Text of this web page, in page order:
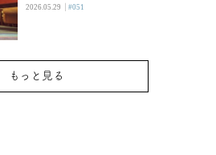
2026.05.29 |#051
もっと見る